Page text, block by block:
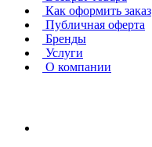
Как оформить заказ
Публичная оферта
Бренды
Услуги
О компании